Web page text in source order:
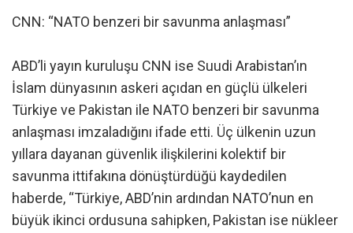
CNN: “NATO benzeri bir savunma anlaşması”
ABD’li yayın kuruluşu CNN ise Suudi Arabistan’ın
İslam dünyasının askeri açıdan en güçlü ülkeleri
Türkiye ve Pakistan ile NATO benzeri bir savunma
anlaşması imzaladığını ifade etti. Üç ülkenin uzun
yıllara dayanan güvenlik ilişkilerini kolektif bir
savunma ittifakına dönüştürdüğü kaydedilen
haberde, “Türkiye, ABD’nin ardından NATO’nun en
büyük ikinci ordusuna sahipken, Pakistan ise nükleer